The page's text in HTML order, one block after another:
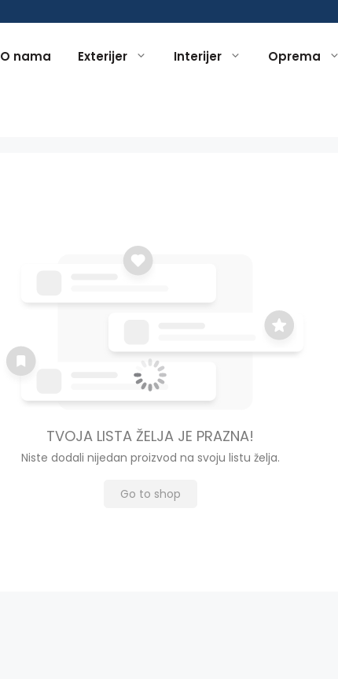
O nama Exterijer Interijer Oprema
TVOJA LISTA ŽELJA JE PRAZNA!
Niste dodali nijedan proizvod na svoju listu želja.
Go to shop